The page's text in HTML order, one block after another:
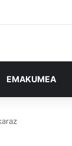
EMAKUMEA